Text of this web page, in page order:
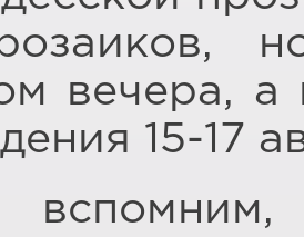
вечера, а
15-17
вспомним,